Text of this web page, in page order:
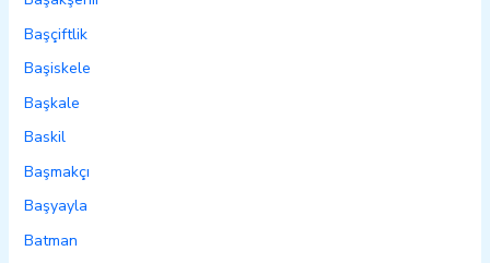
Başçiftlik
Başiskele
Başkale
Baskil
Başmakçı
Başyayla
Batman